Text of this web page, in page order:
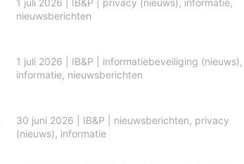
1 juli 2026 IB&P privacy (nieuws), informatie,
nieuwsberichten
1 juli 2026 IB&P informatiebeveiliging (nieuws),
informatie, nieuwsberichten
30 juni 2026 IB&P nieuwsberichten, privacy
(nieuws), informatie